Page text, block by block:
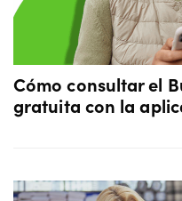
Cómo consultar el
gratuita con la